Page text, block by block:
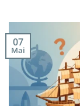
07
Mai